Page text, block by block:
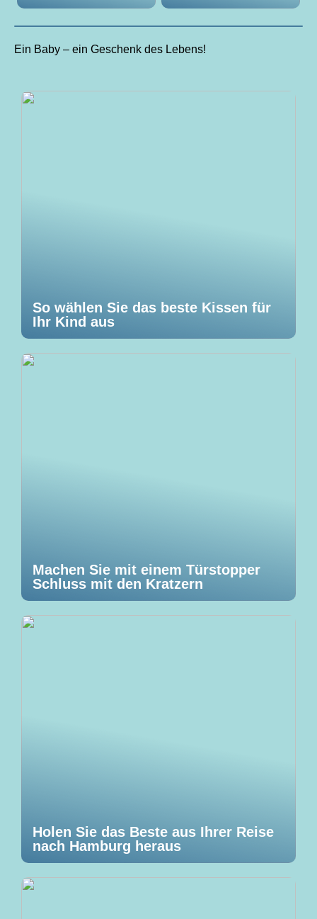
Ein Baby – ein Geschenk des Lebens!
So wählen Sie das beste Kissen für
Ihr Kind aus
Machen Sie mit einem Türstopper
Schluss mit den Kratzern
Holen Sie das Beste aus Ihrer Reise
nach Hamburg heraus